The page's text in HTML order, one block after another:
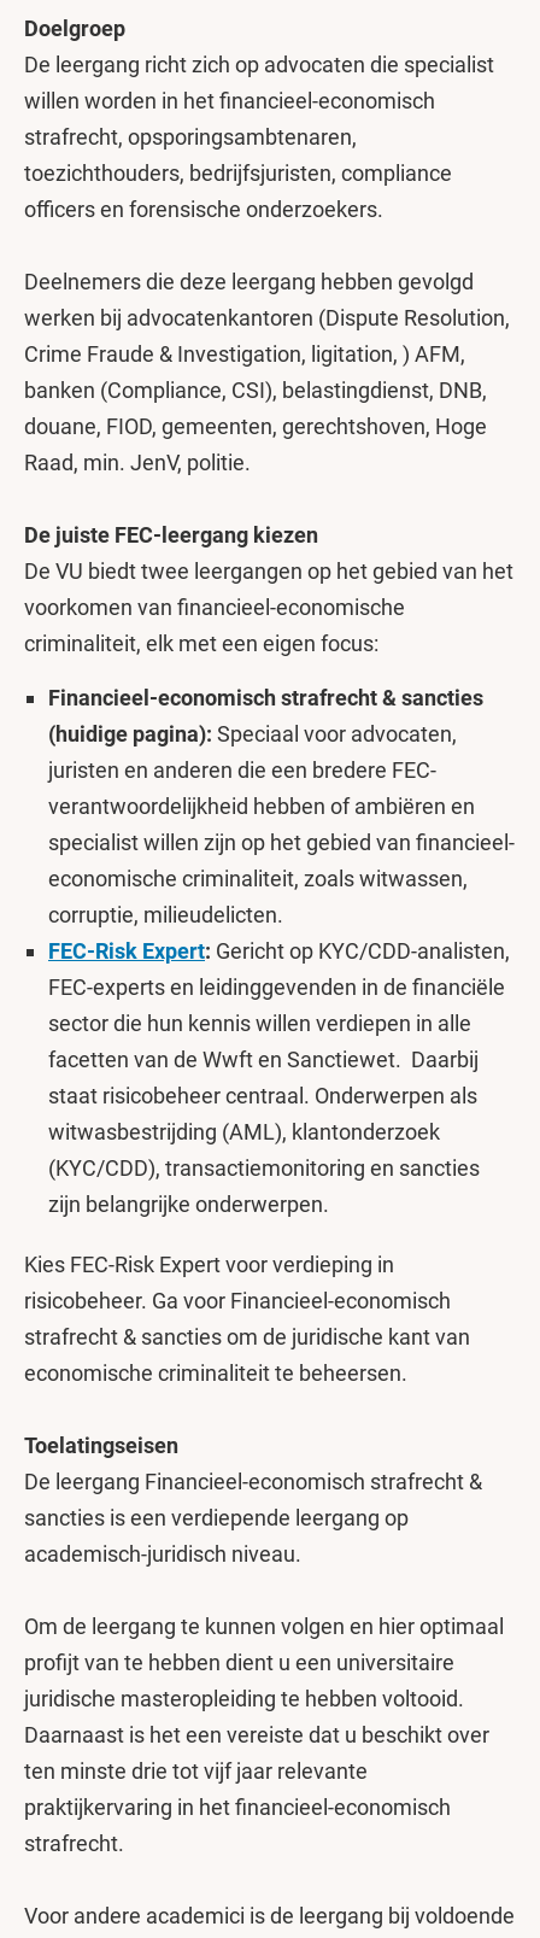
Doelgroep
De leergang richt zich op advocaten die specialist
willen worden in het financieel-economisch
strafrecht, opsporingsambtenaren,
toezichthouders, bedrijfsjuristen, compliance
officers en forensische onderzoekers.
Deelnemers die deze leergang hebben gevolgd
werken bij advocatenkantoren (Dispute Resolution,
Crime Fraude & Investigation, ligitation, ) AFM,
banken (Compliance, CSI), belastingdienst, DNB,
douane, FIOD, gemeenten, gerechtshoven, Hoge
Raad, min. JenV, politie.
De juiste FEC-leergang kiezen
De VU biedt twee leergangen op het gebied van het
voorkomen van financieel-economische
criminaliteit, elk met een eigen focus:
Financieel-economisch strafrecht & sancties
(huidige pagina): Speciaal voor advocaten,
juristen en anderen die een bredere FEC-
verantwoordelijkheid hebben of ambiëren en
specialist willen zijn op het gebied van financieel-
economische criminaliteit, zoals witwassen,
corruptie, milieudelicten.
FEC-Risk Expert: Gericht op KYC/CDD-analisten,
FEC-experts en leidinggevenden in de financiële
sector die hun kennis willen verdiepen in alle
facetten van de Wwft en Sanctiewet. Daarbij
staat risicobeheer centraal. Onderwerpen als
witwasbestrijding (AML), klantonderzoek
(KYC/CDD), transactiemonitoring en sancties
zijn belangrijke onderwerpen.
Kies FEC-Risk Expert voor verdieping in
risicobeheer. Ga voor Financieel-economisch
strafrecht & sancties om de juridische kant van
economische criminaliteit te beheersen.
Toelatingseisen
De leergang Financieel-economisch strafrecht &
sancties is een verdiepende leergang op
academisch-juridisch niveau.
Om de leergang te kunnen volgen en hier optimaal
profijt van te hebben dient u een universitaire
juridische masteropleiding te hebben voltooid.
Daarnaast is het een vereiste dat u beschikt over
ten minste drie tot vijf jaar relevante
praktijkervaring in het financieel-economisch
strafrecht.
Voor andere academici is de leergang bij voldoende